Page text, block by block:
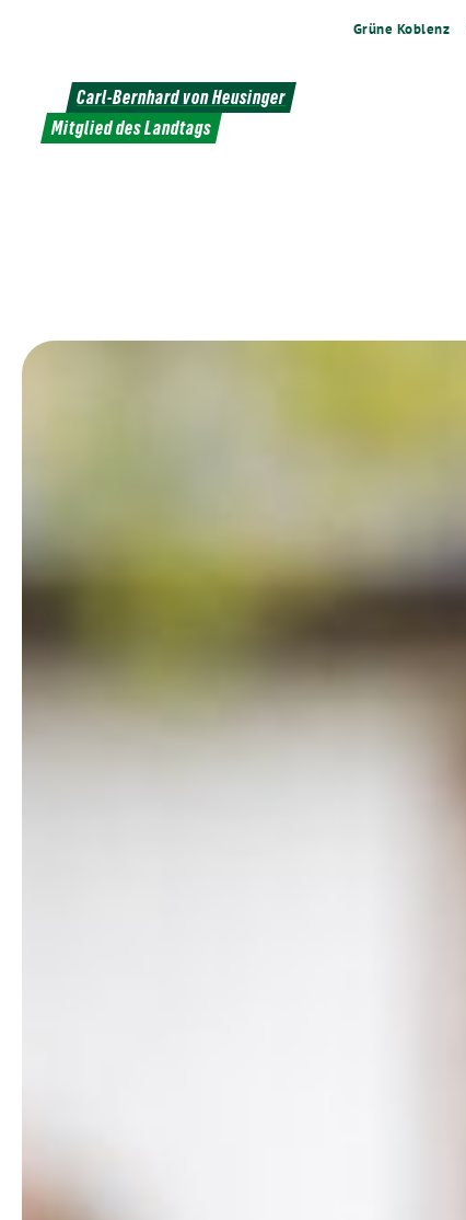
Grüne Koblenz
Carl-Bernhard von Heusinger
Mitglied des Landtags